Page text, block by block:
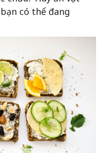
có thể đang